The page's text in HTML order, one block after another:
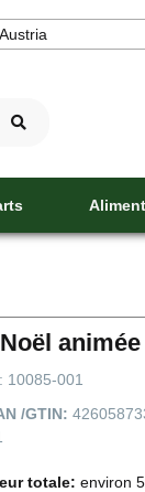
Austria
10085-001
/GTIN:
totale: environ